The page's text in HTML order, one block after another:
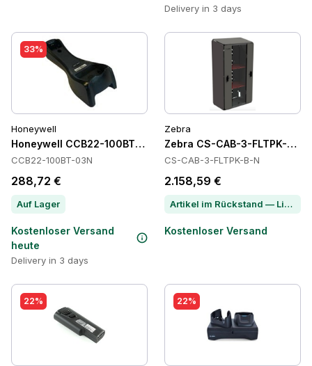
Delivery in 3 days
33%
Honeywell
Honeywell CCB22-100BT-03N Power Supply
CCB22-100BT-03N
288,72 €
Auf Lager
Kostenloser Versand
heute
Delivery in 3 days
Zebra
Zebra CS-CAB-3-FLTPK-B-N
CS-CAB-3-FLTPK-B-N
2.158,59 €
Artikel im Rückstand — Lieferzeit per Chat erfragen
Kostenloser Versand
22% 22%